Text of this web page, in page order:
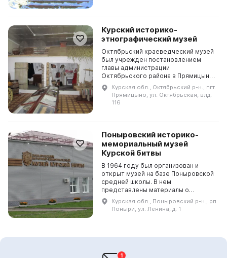
Курский историко-
этнографический музей
Октябрьский краеведческий музей
был учрежден постановлением
главы администрации
Октябрьского района в Прямицыно
в день тридцатилетия
Октябрьского района Курской
области 11 января 2001 года. В 2006
Курская обл., Октябрьский р-н., пгт.
Прямицыно, ул. Октябрьская, влд.
116
Поныровский историко-
мемориальный музей
Курской битвы
В 1964 году был организован и
открыт музей на базе Поныровской
средней школы. В нем
представлены материалы о
событиях, произошедших на
территории района в период войны:
оккупации, партизанском движени...
Курская обл., Поныровский р-н., рп.
Поныри, ул. Ленина, д. 1